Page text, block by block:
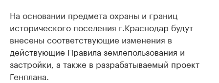
На основании предмета охраны и границ
исторического поселения г.Краснодар будут
внесены соответствующие изменения в
действующие Правила землепользования и
застройки, а также в разрабатываемый проект
Генплана.